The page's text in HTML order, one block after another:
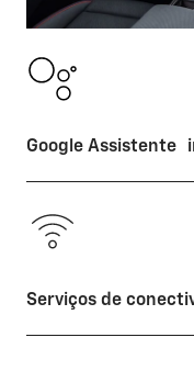
Google Assistente
Serviços de